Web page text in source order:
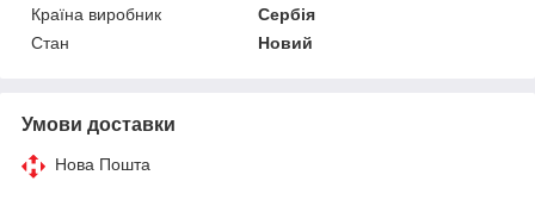
Країна виробник
Сербія
Стан
Новий
Умови доставки
Нова Пошта